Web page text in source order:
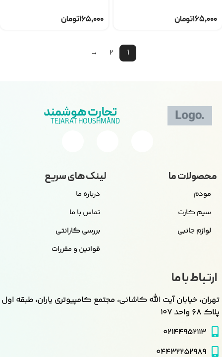
۱۶۵,۰۰۰تومان ۱۶۵,۰۰۰تومان
۱ ۲ →
تجارت هوشمند
TEJARAT HOUSHMAND
محصولات ما
مودم
سیم کارت
لوازم جانبی
لینک های سریع
درباره ما
تماس با ما
بررسی گارانتی
قوانین و مقررات
ارتباط با ما
تهران، خیابان آیت الله کاشانی، مجتمع کامپیوتری یاران، طبقه اول
پلاک ۶۸ واحد ۱۰۷
۰۲۱۴۴۹۵۲۱۱۳
۰۴۴۳۲۲۵۲۹۸۹